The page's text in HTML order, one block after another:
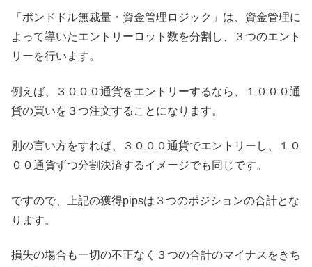
「ポンドドル無裁量・資金管理ロジック」は、資金管理に
よって導いたエントリーロット数を分割し、３つのエント
リーを行います。
例えば、３０００通貨をエントリーするなら、１０００通
貨の買いを３つ注文することになります。
別の言い方をすれば、３０００通貨でエントリーし、１０
００通貨ずつ分割決済するイメージでも同じです。
ですので、上記の獲得pipsは３つのポジションの合計とな
ります。
損失の場合も一切の不正なく３つの合計のマイナスをきち